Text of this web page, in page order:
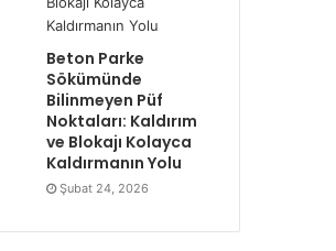
Beton Parke
Sökümünde
Bilinmeyen Püf
Noktaları: Kaldırım
ve Blokajı Kolayca
Kaldırmanın Yolu
Şubat 24, 2026